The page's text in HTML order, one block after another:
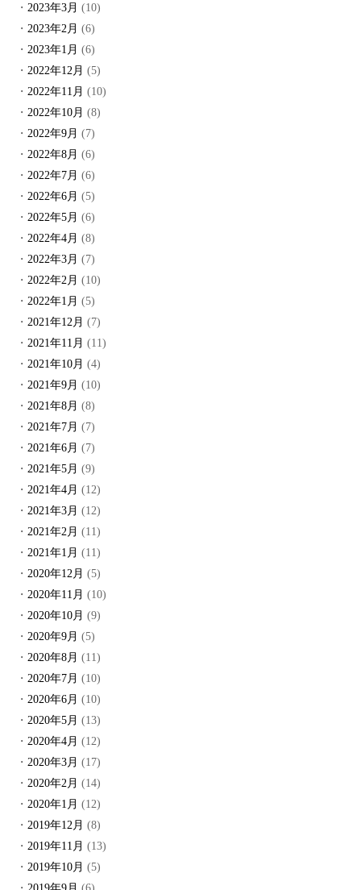
2023年3月 (10)
2023年2月 (6)
2023年1月 (6)
2022年12月 (5)
2022年11月 (10)
2022年10月 (8)
2022年9月 (7)
2022年8月 (6)
2022年7月 (6)
2022年6月 (5)
2022年5月 (6)
2022年4月 (8)
2022年3月 (7)
2022年2月 (10)
2022年1月 (5)
2021年12月 (7)
2021年11月 (11)
2021年10月 (4)
2021年9月 (10)
2021年8月 (8)
2021年7月 (7)
2021年6月 (7)
2021年5月 (9)
2021年4月 (12)
2021年3月 (12)
2021年2月 (11)
2021年1月 (11)
2020年12月 (5)
2020年11月 (10)
2020年10月 (9)
2020年9月 (5)
2020年8月 (11)
2020年7月 (10)
2020年6月 (10)
2020年5月 (13)
2020年4月 (12)
2020年3月 (17)
2020年2月 (14)
2020年1月 (12)
2019年12月 (8)
2019年11月 (13)
2019年10月 (5)